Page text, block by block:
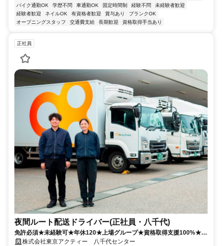
バイク通勤OK
学歴不問 車通勤OK 固定時間制 経験不問
未経験者歓迎
経験者歓迎
ネイルOK 有資格者歓迎 賞与あり
ブランクOK
オープニングスタッフ
交通費支給 長期歓迎 資格取得手当あり
正社員
夜間ルート配送ドライバー(正社員・八千代)
免許必須★未経験可★年休120★上場グループ★資格取得支援100%★有
休消化100%★全社月残業25h以下★売上72億円以上
株式会社東京アクティー 八千代センター